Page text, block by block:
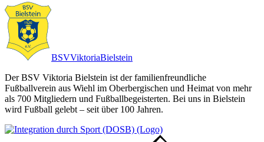
BSVViktoriaBielstein
Der BSV Viktoria Bielstein ist der familienfreundliche
Fußballverein aus Wiehl im Oberbergischen und Heimat von mehr
als 700 Mitgliedern und Fußballbegeisterten. Bei uns in Bielstein
wird Fußball gelebt – seit über 100 Jahren.